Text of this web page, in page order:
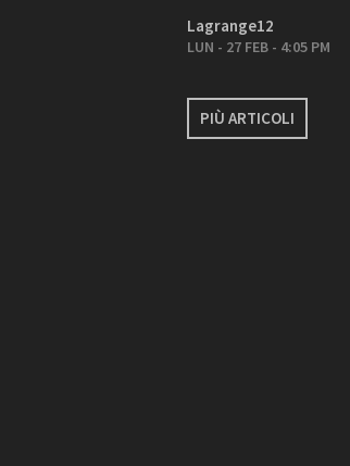
Lagrange12
LUN - 27 FEB - 4:05 PM
PIÙ ARTICOLI